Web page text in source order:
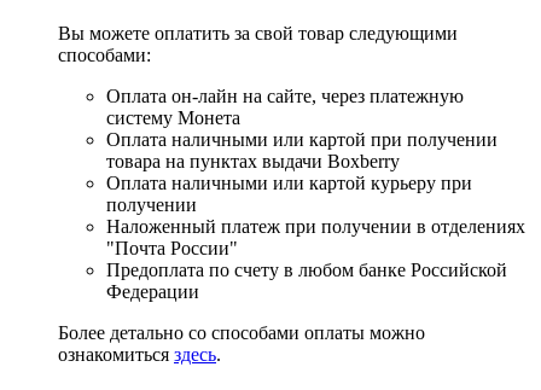
Вы можете оплатить за свой товар следующими
способами:
Оплата он-лайн на сайте, через платежную
систему Монета
Оплата наличными или картой при получении
товара на пунктах выдачи Boxberry
Оплата наличными или картой курьеру при
получении
Наложенный платеж при получении в отделениях
"Почта России"
Предоплата по счету в любом банке Российской
Федерации
Более детально со способами оплаты можно
ознакомиться здесь.